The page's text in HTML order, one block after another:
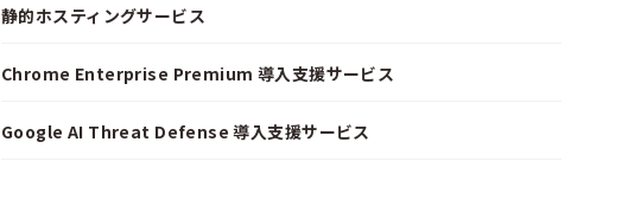
静的ホスティングサービス
Chrome Enterprise Premium 導入支援サービス
Google AI Threat Defense 導入支援サービス